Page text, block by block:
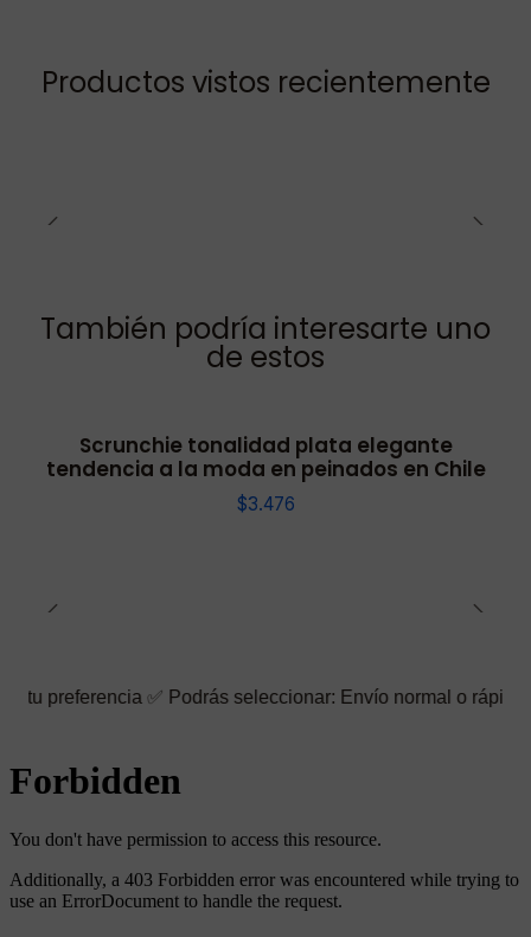
Productos vistos recientemente
También podría interesarte uno
de estos
Scrunchie tonalidad plata elegante
tendencia a la moda en peinados en Chile
$3.476
✅ Podrás seleccionar: Envío normal o rápido ☑️